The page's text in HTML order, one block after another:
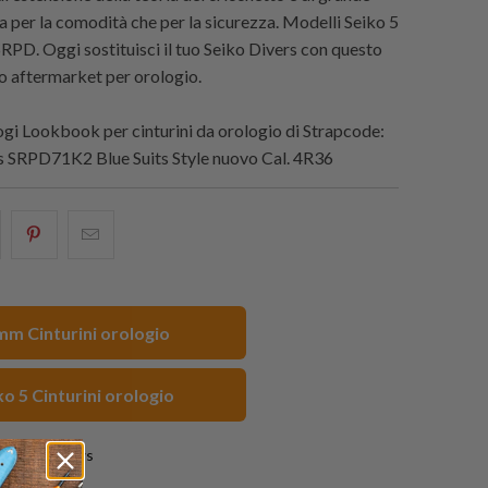
per la comodità che per la sicurezza. Modelli Seiko 5
Oggi sostituisci il tuo Seiko Divers con questo
aftermarket per orologio.
Lookbook per cinturini da orologio di Strapcode:
SRPD71K2 Blue Suits Style nuovo Cal. 4R36
Condividi
friend
Cinturini orologio
5 Cinturini orologio
4 reviews